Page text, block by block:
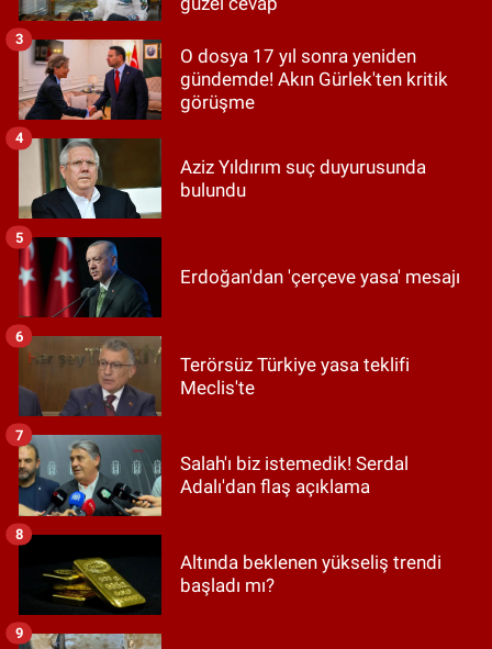
O dosya 17 yıl sonra yeniden
gündemde! Akın Gürlek'ten kritik
görüşme
3
Aziz Yıldırım suç duyurusunda
bulundu
4
Erdoğan'dan 'çerçeve yasa' mesajı
5
Terörsüz Türkiye yasa teklifi
Meclis'te
6
Salah'ı biz istemedik! Serdal
Adalı'dan flaş açıklama
7
Altında beklenen yükseliş trendi
başladı mı?
8
9